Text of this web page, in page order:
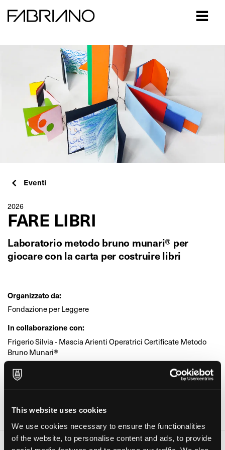
This website uses cookies
We use cookies necessary to ensure the functionalities
of the website, to personalise content and ads, to provide
Eventi
2026
FARE LIBRI
Laboratorio metodo bruno munari® per
giocare con la carta per costruire libri
Organizzato da:
Fondazione per Leggere
In collaborazione con:
Frigerio Silvia - Mascia Arienti Operatrici Certificate Metodo
Bruno Munari®
Età: